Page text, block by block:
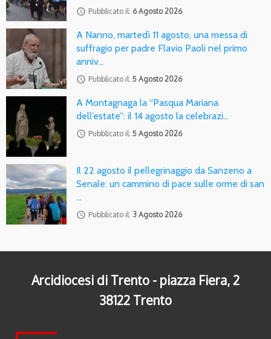
access_time Pubblicato il: 6 Agosto 2026
A Nanno, martedì 11 agosto, una messa di
suffragio per padre Flavio Paoli nel primo
anniv…
access_time Pubblicato il: 5 Agosto 2026
A Montagnaga la “Pasqua Mariana
dell’estate”: il 14 agosto la celebrazi…
access_time Pubblicato il: 5 Agosto 2026
Il 22 agosto il pellegrinaggio da Sanzeno a
Senale: un cammino di pace sulle orme di san
…
access_time Pubblicato il: 3 Agosto 2026
Arcidiocesi di Trento - piazza Fiera, 2
38122 Trento